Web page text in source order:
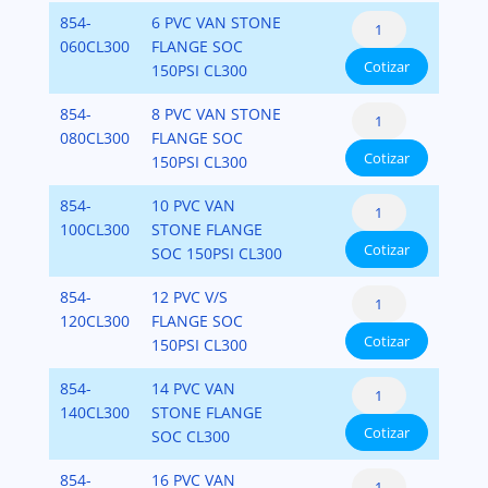
PVC-
SCH-
80
cantidad
with
PVC
Ring
Socket
SCH-
80
cantidad
300
Bolt
Pattern
Fabricated
PVC
Ring
Socket
PVC-
SCH-
80
cantidad
Stone
Style
Class
300
Bolt
Pattern
Fabricated
with
PVC
Ring
Socket
SCH-
80
cantidad
854-
060CL300
6 PVC VAN STONE
FLANGE SOC
150PSI CL300
Pipe
Flange:
Flange
Van
Stone
Style
Class
300
Bolt
Pattern
Fabricated
PVC
Ring
Socket
PVC-
SCH-
80
cantidad
Cotizar
854-
080CL300
8 PVC VAN STONE
FLANGE SOC
150PSI CL300
Pipe
Flange:
Flange
Van
Stone
Style
Class
300
Bolt
Pattern
Fabricated
with
PVC
Ring
Socket
Cotizar
854-
100CL300
10 PVC VAN
STONE FLANGE
SOC 150PSI CL300
Pipe
Flange:
Flange
Van
Stone
Style
Class
300
Bolt
Pattern
Fabricated
Cotizar
854-
120CL300
12 PVC V/S
FLANGE SOC
150PSI CL300
Pipe
Flange:
Flange
Van
Stone
Style
Class
300
Cotizar
854-
140CL300
14 PVC VAN
STONE FLANGE
SOC CL300
Pipe
Flange:
Flange
Van
Stone
Cotizar
854-
16 PVC VAN
Pipe